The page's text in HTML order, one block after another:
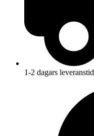
1-2 dagars leveranstid